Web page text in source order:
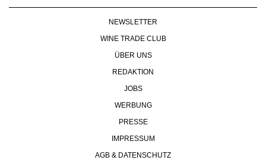
NEWSLETTER
WINE TRADE CLUB
ÜBER UNS
REDAKTION
JOBS
WERBUNG
PRESSE
IMPRESSUM
AGB & DATENSCHUTZ